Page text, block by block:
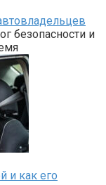
безопасности и
и как его